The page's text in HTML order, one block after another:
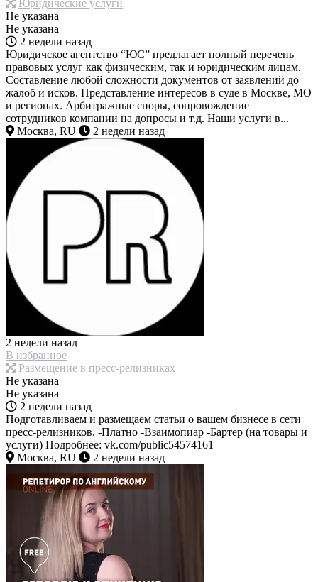
Юридические услуги
Не указана
Не указана
2 недели назад
Юридичское агентство “ЮС” предлагает полный перечень
правовых услуг как физическим, так и юридическим лицам.
Составление любой сложности документов от заявлений до
жалоб и исков. Представление интересов в суде в Москве, МО
и регионах. Арбитражные споры, сопровождение
сотрудников компании на допросы и т.д. Наши услуги в...
Москва, RU
2 недели назад
2 недели назад
В избранное
Размещение в пресс-релизниках
Не указана
Не указана
2 недели назад
Подготавливаем и размещаем статьи о вашем бизнесе в сети
пресс-релизников. -Платно -Взаимопиар -Бартер (на товары и
услуги) Подробнее: vk.com/public54574161
Москва, RU
2 недели назад